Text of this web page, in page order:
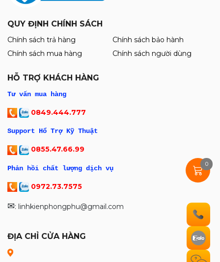
Kính Ép Màn Hình Samsung Liền Keo
OCA Hãng Nasan
25.000đ
Mới
Thiết Làm Chân IC Luban 138° / 150° /
160.000đ
Mới
Kính Hiển Vi 3 Mắt YCS 6558S Full Bộ
)
4.300.000đ
Box Test Kiểm tra Màn Hình cảm ứng
DL400Pro Test Full IP 6G-16PRM vs
Android (hỗ trợ test 1125 model)
7.550.000đ
QUY ĐỊNH CHÍNH SÁCH
Chính sách trả hàng
Chính sách bảo hành
Chính sách mua hàng
Chính sách người dùng
HỖ TRỢ KHÁCH HÀNG
Tư vấn mua hàng
0849.444.777
Support Hổ Trợ Kỹ Thuật
0855.47.66.99
Phản hồi chất lượng dịch vụ
0972.73.7575
✉: linhkienphongphu@gmail.com
ĐỊA CHỈ CỬA HÀNG
0